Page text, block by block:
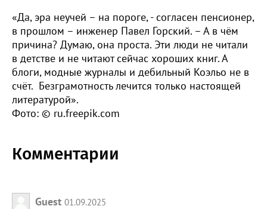
«Да, эра неучей – на пороге, - согласен пенсионер,
в прошлом – инженер Павел Горский. – А в чём
причина? Думаю, она проста. Эти люди не читали
в детстве и не читают сейчас хороших книг. А
блоги, модные журналы и дебильный Коэльо не в
счёт. Безграмотность лечится только настоящей
литературой».
Фото: © ru.freepik.com
Комментарии
Guest 01.09.2025